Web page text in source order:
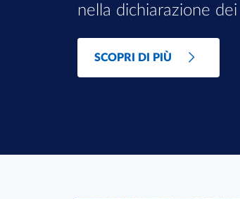
nella dichiarazione
SCOPRI DI PIÙ